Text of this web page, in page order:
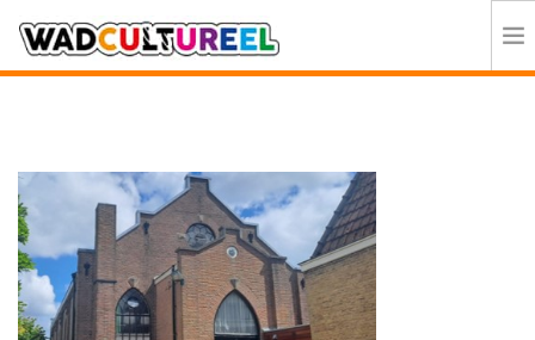
DEELNEMERS
DOE MEE
CONTACT
ORGANISATIE